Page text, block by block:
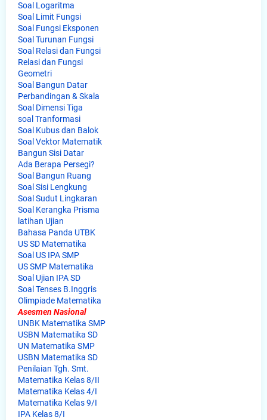
Soal Logaritma
Soal Limit Fungsi
Soal Fungsi Eksponen
Soal Turunan Fungsi
Soal Relasi dan Fungsi
Relasi dan Fungsi
Geometri
Soal Bangun Datar
Perbandingan & Skala
Soal Dimensi Tiga
soal Tranformasi
Soal Kubus dan Balok
Soal Vektor Matematik
Bangun Sisi Datar
Ada Berapa Persegi?
Soal Bangun Ruang
Soal Sisi Lengkung
Soal Sudut Lingkaran
Soal Kerangka Prisma
latihan Ujian
Bahasa Panda UTBK
US SD Matematika
Soal US IPA SMP
US SMP Matematika
Soal Ujian IPA SD
Soal Tenses B.Inggris
Olimpiade Matematika
Asesmen Nasional
UNBK Matematika SMP
USBN Matematika SD
UN Matematika SMP
USBN Matematika SD
Penilaian Tgh. Smt.
Matematika Kelas 8/II
Matematika Kelas 4/I
Matematika Kelas 9/I
IPA Kelas 8/I